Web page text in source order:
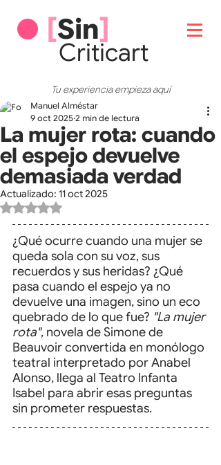
[Sin]
Criticart
Tu experiencia empieza aquí
La mujer rota: cuando
el espejo devuelve
demasiada verdad
Manuel Alméstar
9 oct 2025 2 min de lectura
Actualizado: 11 oct 2025
Obtuvo NaN de 5 estrellas.
¿Qué ocurre cuando una mujer se
queda sola con su voz, sus
recuerdos y sus heridas? ¿Qué
pasa cuando el espejo ya no
devuelve una imagen, sino un eco
quebrado de lo que fue? "La mujer
rota", novela de Simone de
Beauvoir convertida en monólogo
teatral interpretado por Anabel
Alonso, llega al Teatro Infanta
Isabel para abrir esas preguntas
sin prometer respuestas.